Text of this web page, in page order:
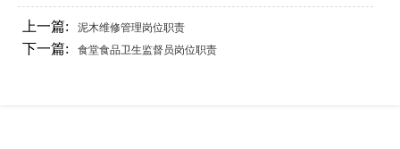
上一篇: 泥木维修管理岗位职责
下一篇: 食堂食品卫生监督员岗位职责